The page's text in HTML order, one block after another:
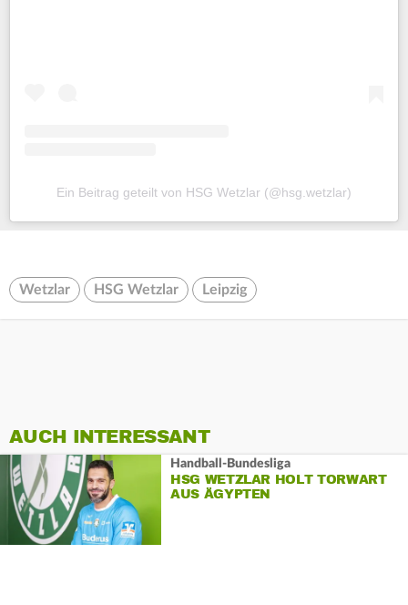
Ein Beitrag geteilt von HSG Wetzlar (@hsg.wetzlar)
Wetzlar HSG Wetzlar Leipzig
AUCH INTERESSANT
Handball-Bundesliga
HSG WETZLAR HOLT TORWART
AUS ÄGYPTEN